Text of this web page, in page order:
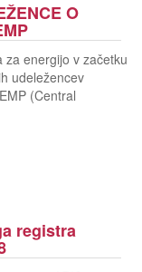
O
za energijo v začetku
udeležencev
(Central
registra